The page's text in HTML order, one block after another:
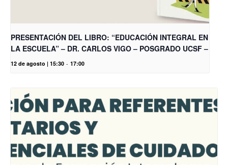
PRESENTACIÓN DEL LIBRO: “EDUCACIÓN INTEGRAL EN
LA ESCUELA” – DR. CARLOS VIGO – POSGRADO UCSF –
12 de agosto | 15:30 - 17:00